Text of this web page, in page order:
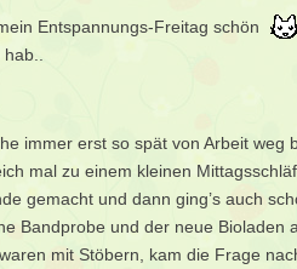
Entspannungs-Freitag schön
immer erst so spät von Arbeit
mal zu einem kleinen
gemacht und dann ging’s auch
Bandprobe und der neue Bioladen
mit Stöbern, kam die Frage